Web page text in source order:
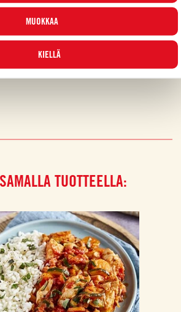
.
MUOKKAA
KIELLÄ
Piditkö reseptistä?
KAVEREILLESI
TUOTTEELLA: